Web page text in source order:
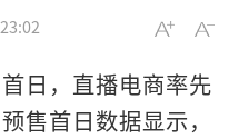
日，直播电商率先
售首日数据显示，